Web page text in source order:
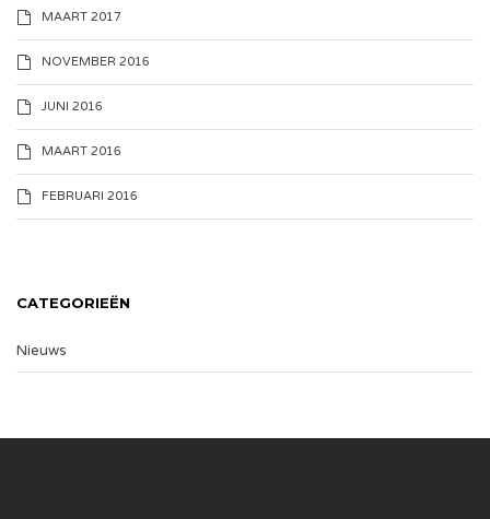
MAART 2017
NOVEMBER 2016
JUNI 2016
MAART 2016
FEBRUARI 2016
CATEGORIEËN
Nieuws